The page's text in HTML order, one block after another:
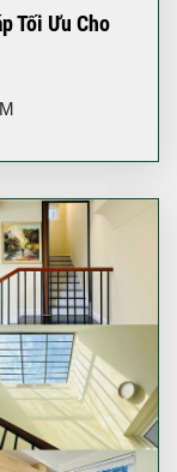
Tối Ưu Cho